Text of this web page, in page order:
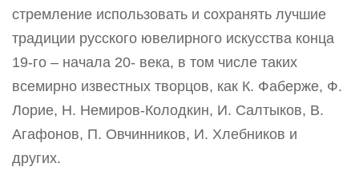
стремление использовать и сохранять лучшие
традиции русского ювелирного искусства конца
19-го – начала 20- века, в том числе таких
всемирно известных творцов, как К. Фаберже, Ф.
Лорие, Н. Немиров-Колодкин, И. Салтыков, В.
Агафонов, П. Овчинников, И. Хлебников и
других.